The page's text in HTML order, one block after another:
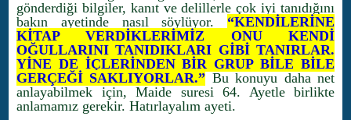
gönderdiği bilgiler, kanıt ve delillerle çok iyi tanıdığını
bakın ayetinde nasıl söylüyor. “KENDİLERİNE
KİTAP VERDİKLERİMİZ ONU KENDİ
OĞULLARINI TANIDIKLARI GİBİ TANIRLAR.
YİNE DE İÇLERİNDEN BİR GRUP BİLE BİLE
GERÇEĞİ SAKLIYORLAR.” Bu konuyu daha net
anlayabilmek için, Maide suresi 64. Ayetle birlikte
anlamamız gerekir. Hatırlayalım ayeti.